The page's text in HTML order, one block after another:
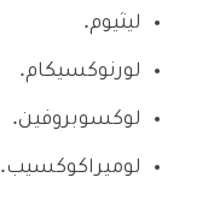
ليثيوم.
لورنوكسيكام.
لوكسوبروفين.
لوميراكوكسيب.